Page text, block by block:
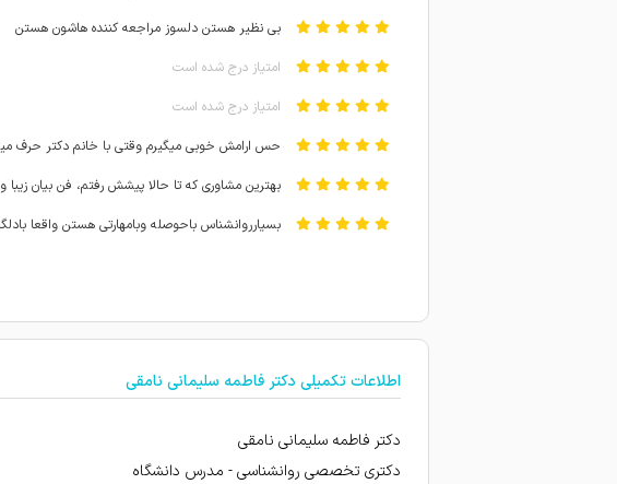
بی نظیر هستن دلسوز مراجعه کننده هاشون هستن
امتیاز درج شده است
امتیاز درج شده است
حس ارامش خوبی میگیرم وقتی با خانم دکتر حرف
بهترین مشاوری که تا حالا پیشش رفتم، فن بیان زیبا
بسیارروانشناس باحوصله وبامهارتی هستن واقعا
گرچه خانم دکتر خیلی کمک کردن اما اول خودت
امتیاز درج شده است
امتیاز درج شده است
خانم دکتر سلیمانی بینهایت با تجربه و فوق العاده
اطلاعات تکمیلی دکتر فاطمه سلیمانی نامقی
دکتر فاطمه سلیمانی نامقی
دکتری تخصصی روانشناسی - مدرس دانشگاه